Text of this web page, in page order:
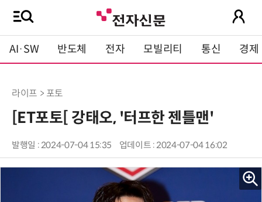
AI·SW 반도체 전자 모빌리티 통신 경제
라이프 > 포토
[ET포토[ 강태오, '터프한 젠틀맨'
발행일 : 2024-07-04 15:35 업데이트 : 2024-07-04 16:02